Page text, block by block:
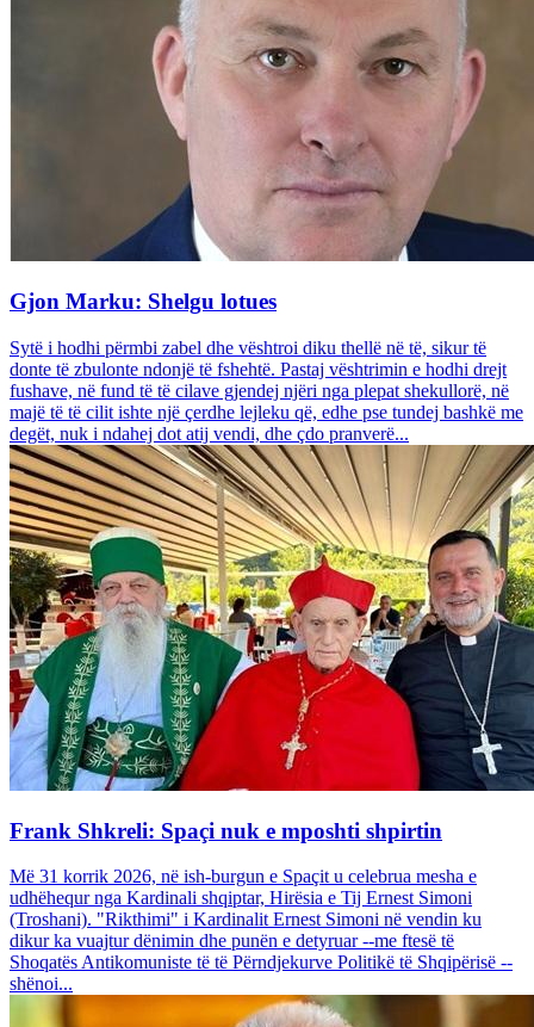
Gjon Marku: Shelgu lotues
Sytë i hodhi përmbi zabel dhe vështroi diku thellë në të, sikur të
donte të zbulonte ndonjë të fshehtë. Pastaj vështrimin e hodhi drejt
fushave, në fund të të cilave gjendej njëri nga plepat shekullorë, në
majë të të cilit ishte një çerdhe lejleku që, edhe pse tundej bashkë me
degët, nuk i ndahej dot atij vendi, dhe çdo pranverë...
Frank Shkreli: Spaçi nuk e mposhti shpirtin
Më 31 korrik 2026, në ish-burgun e Spaçit u celebrua mesha e
udhëhequr nga Kardinali shqiptar, Hirësia e Tij Ernest Simoni
(Troshani). "Rikthimi" i Kardinalit Ernest Simoni në vendin ku
dikur ka vuajtur dënimin dhe punën e detyruar --me ftesë të
Shoqatës Antikomuniste të të Përndjekurve Politikë të Shqipërisë --
shënoi...